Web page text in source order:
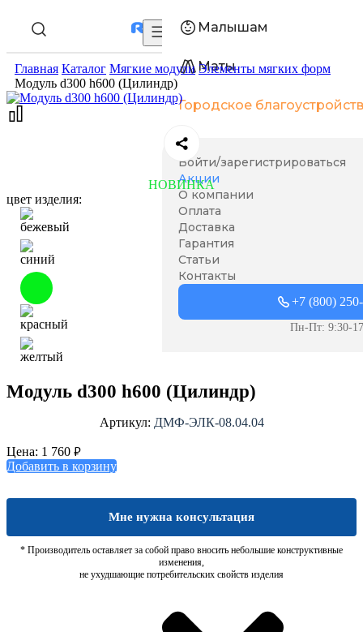
Малышам
Маты
Городское
Войти/зарегистрироваться
Акции
О компании
Оплата
Доставка
Гарантия
Статьи
Контакты
+7 (800)
Пн-Пт: 9:30-
Главная Каталог Мягкие модули Элементы мягких форм
Модуль d300 h600 (Цилиндр)
НОВИНКА
цвет изделия:
Модуль d300 h600 (Цилиндр)
Артикул: ДМФ-ЭЛК-08.04.04
Цена: 1 760 ₽
Добавить в корзину
Мне нужна консультация
* Производитель оставляет за собой право вносить небольшие конструктивные
изменения,
не ухудшающие потребительских свойств изделия